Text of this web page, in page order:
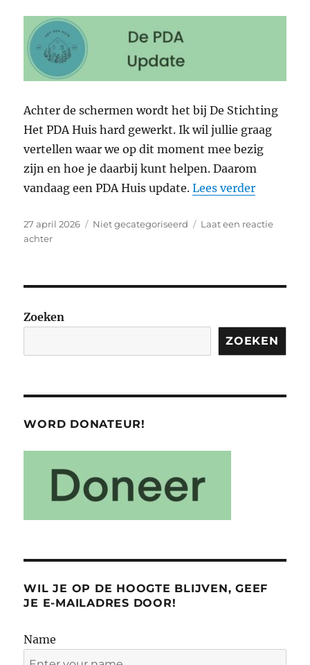
Achter de schermen wordt het bij De Stichting
Het PDA Huis hard gewerkt. Ik wil jullie graag
vertellen waar we op dit moment mee bezig
zijn en hoe je daarbij kunt helpen. Daarom
vandaag een PDA Huis update.Lees verder“PDA
Geplaatst
op
27 april 2026 Categorieën
Niet gecategoriseerd
Laat een reactie
achterop
Zoeken
ZOEKEN
WORD DONATEUR!
WIL JE OP DE HOOGTE BLIJVEN, GEEF
JE E-MAILADRES DOOR!
Name